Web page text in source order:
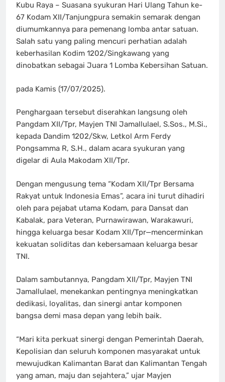
Kubu Raya – Suasana syukuran Hari Ulang Tahun ke-
67 Kodam XII/Tanjungpura semakin semarak dengan
diumumkannya para pemenang lomba antar satuan.
Salah satu yang paling mencuri perhatian adalah
keberhasilan Kodim 1202/Singkawang yang
dinobatkan sebagai Juara 1 Lomba Kebersihan Satuan.
pada Kamis (17/07/2025).
Penghargaan tersebut diserahkan langsung oleh
Pangdam XII/Tpr, Mayjen TNI Jamallulael, S.Sos., M.Si.,
kepada Dandim 1202/Skw, Letkol Arm Ferdy
Pongsamma R, S.H., dalam acara syukuran yang
digelar di Aula Makodam XII/Tpr.
Dengan mengusung tema “Kodam XII/Tpr Bersama
Rakyat untuk Indonesia Emas”, acara ini turut dihadiri
oleh para pejabat utama Kodam, para Dansat dan
Kabalak, para Veteran, Purnawirawan, Warakawuri,
hingga keluarga besar Kodam XII/Tpr—mencerminkan
kekuatan soliditas dan kebersamaan keluarga besar
TNI.
Dalam sambutannya, Pangdam XII/Tpr, Mayjen TNI
Jamallulael, menekankan pentingnya meningkatkan
dedikasi, loyalitas, dan sinergi antar komponen
bangsa demi masa depan yang lebih baik.
“Mari kita perkuat sinergi dengan Pemerintah Daerah,
Kepolisian dan seluruh komponen masyarakat untuk
mewujudkan Kalimantan Barat dan Kalimantan Tengah
yang aman, maju dan sejahtera,” ujar Mayjen